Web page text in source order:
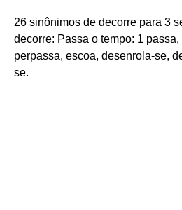
26 sinônimos de decorre para 3
decorre: Passa o tempo: 1 passa,
perpassa, escoa, desenrola-se,
se.